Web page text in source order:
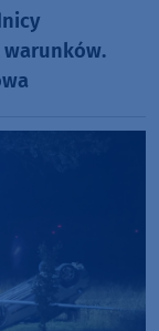
warunków.